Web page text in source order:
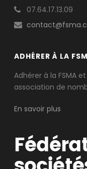
07.64.17.13.09
ADHÉRER À LA
Adhérer à la FSMA
association de
En savoir plus